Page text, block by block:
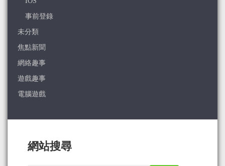
事前登錄
未分類
焦點新聞
網絡趣事
遊戲趣事
電腦遊戲
網站搜尋